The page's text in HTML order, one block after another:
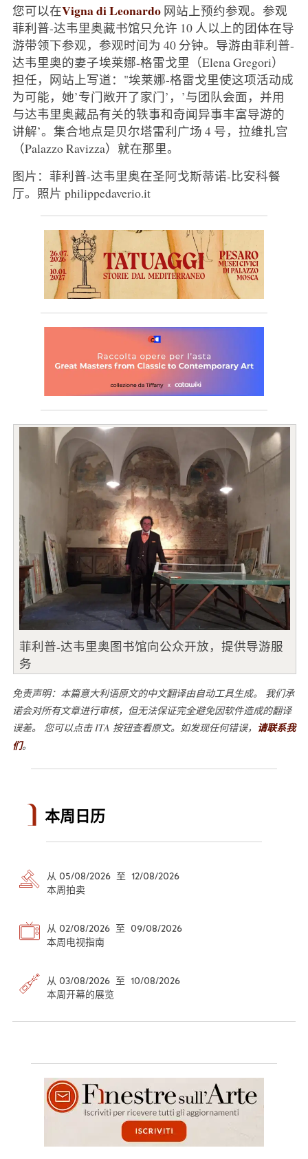
您可以在Vigna di Leonardo网站上预约参观。参观
菲利普-达韦里奥藏书馆只允许 10 人以上的团体在导
游带领下参观，参观时间为 40 分钟。导游由菲利普-
达韦里奥的妻子埃莱娜-格雷戈里（Elena Gregori）
担任，网站上写道："埃莱娜-格雷戈里使这项活动成
为可能，她’专门敞开了家门’，’与团队会面，并用
与达韦里奥藏品有关的轶事和奇闻异事丰富导游的
讲解’。集合地点是贝尔塔雷利广场 4 号，拉维扎宫
（Palazzo Ravizza）就在那里。
图片：菲利普-达韦里奥在圣阿戈斯蒂诺-比安科餐
厅。照片 philippedaverio.it
菲利普-达韦里奥图书馆向公众开放，提供导游服
务
免责声明：本篇意大利语原文的中文翻译由自动工具生成。 我们承
诺会对所有文章进行审核，但无法保证完全避免因软件造成的翻译
误差。 您可以点击 ITA 按钮查看原文。如发现任何错误， 请联系我
们。
本周日历
从 05/08/2026 至 12/08/2026
本周拍卖
从 02/08/2026 至 09/08/2026
本周电视指南
从 03/08/2026 至 10/08/2026
本周开幕的展览